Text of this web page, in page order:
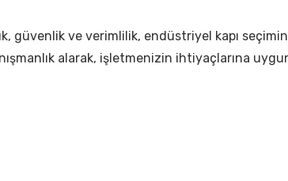
güvenlik ve verimlilik, endüstriyel kapı
alarak, işletmenizin ihtiyaçlarına